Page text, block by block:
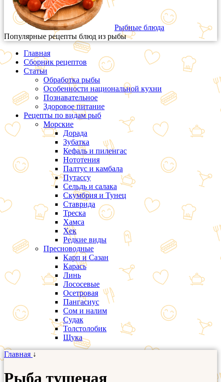
Рыбные блюда
Популярные рецепты блюд из рыбы
Главная
Сборник рецептов
Статьи
Обработка рыбы
Особенности национальной кухни
Познавательное
Здоровое питание
Рецепты по видам рыб
Морские
Дорада
Зубатка
Кефаль и пиленгас
Нототения
Палтус и камбала
Путассу
Сельдь и салака
Скумбрия и Тунец
Ставрида
Треска
Хамса
Хек
Редкие виды
Пресноводные
Карп и Сазан
Карась
Линь
Лососевые
Осетровая
Пангасиус
Сом и налим
Судак
Толстолобик
Щука
Главная ↓
Рыба тушеная